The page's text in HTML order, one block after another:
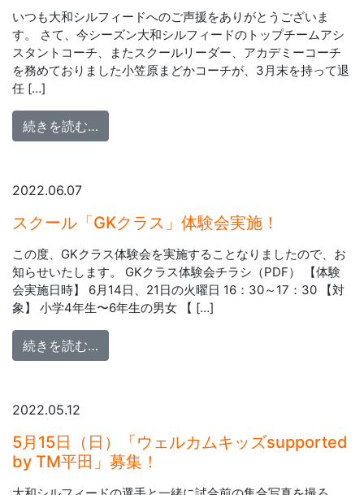
いつも大和シルフィードへのご声援をありがとうございま
す。 さて、今シーズン大和シルフィードのトップチームアシ
スタントコーチ、またスクールリーダー、アカデミーコーチ
を務めておりました小笠原まどかコーチが、3月末を持って退
任 […]
続きを読む…
2022.06.07
スクール「GKクラス」体験会実施！
この度、GKクラス体験会を実施することなりましたので、お
知らせいたします。 GKクラス体験会チラシ（PDF） 【体験
会実施日時】 6月14日、21日の火曜日 16：30～17：30 【対
象】 小学4年生〜6年生の男女 【 […]
続きを読む…
2022.05.12
5月15日（日）「ウェルカムキッズsupported
by TM平田」募集！